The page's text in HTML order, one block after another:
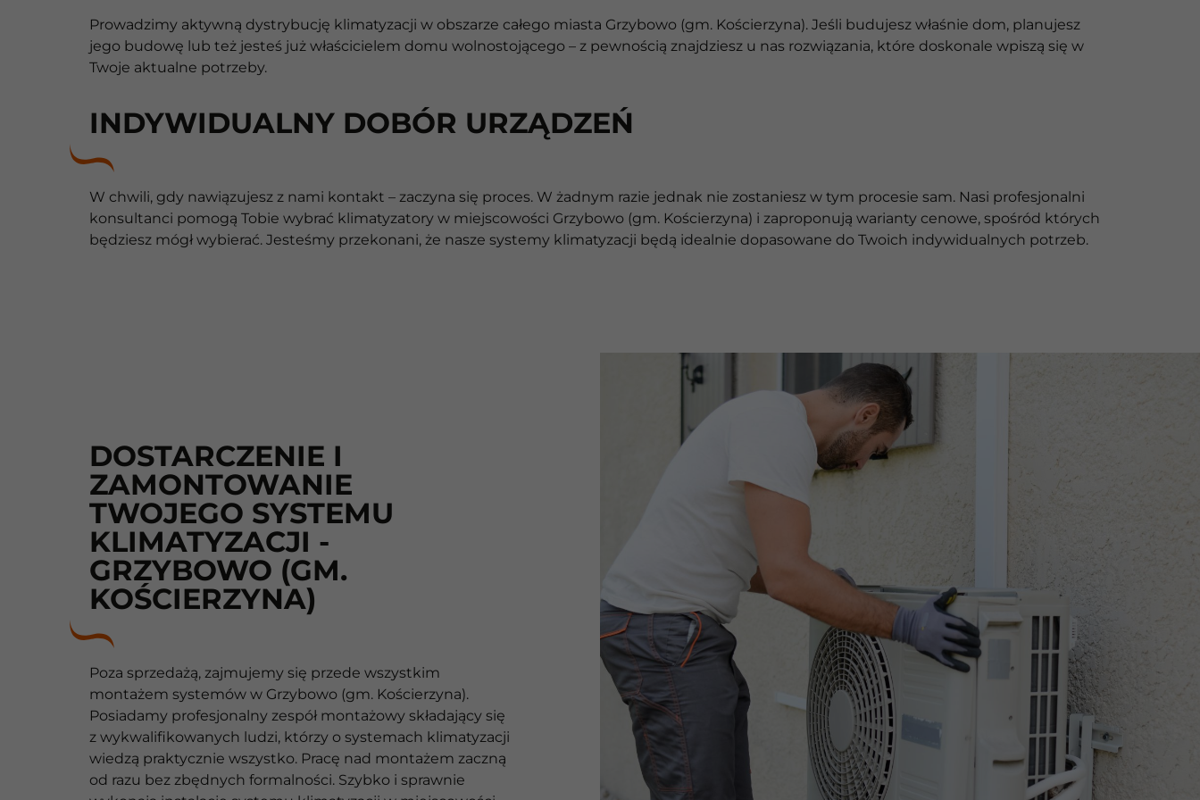
Prowadzimy aktywną dystrybucję klimatyzacji w obszarze całego miasta Grzybowo (gm. Kościerzyna). Jeśli budujesz właśnie dom, planujesz
jego budowę lub też jesteś już właścicielem domu wolnostojącego – z pewnością znajdziesz u nas rozwiązania, które doskonale wpiszą się w
Twoje aktualne potrzeby.
INDYWIDUALNY DOBÓR URZĄDZEŃ
W chwili, gdy nawiązujesz z nami kontakt – zaczyna się proces. W żadnym razie jednak nie zostaniesz w tym procesie sam. Nasi profesjonalni
konsultanci pomogą Tobie wybrać klimatyzatory w miejscowości Grzybowo (gm. Kościerzyna) i zaproponują warianty cenowe, spośród których
będziesz mógł wybierać. Jesteśmy przekonani, że nasze systemy klimatyzacji będą idealnie dopasowane do Twoich indywidualnych potrzeb.
DOSTARCZENIE I
ZAMONTOWANIE
TWOJEGO SYSTEMU
KLIMATYZACJI -
GRZYBOWO (GM.
KOŚCIERZYNA)
Poza sprzedażą, zajmujemy się przede wszystkim
montażem systemów w Grzybowo (gm. Kościerzyna).
Posiadamy profesjonalny zespół montażowy składający się
z wykwalifikowanych ludzi, którzy o systemach klimatyzacji
wiedzą praktycznie wszystko. Pracę nad montażem zaczną
od razu bez zbędnych formalności. Szybko i sprawnie